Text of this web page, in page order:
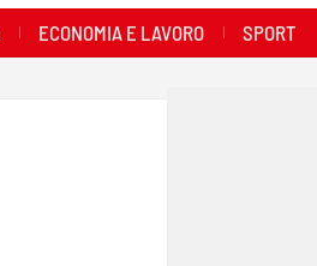
ECONOMIA E LAVORO SPORT